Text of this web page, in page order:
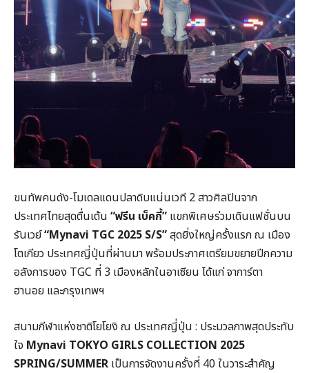
ขนทัพคนดัง-โมเดลแดนปลาดิบแน่นเวที 2 สาวศิลปินจาก
ประเทศไทยสุดตื่นเต้น “ฟรีน เบ็คกี้” แขกพิเศษร่วมเดินแฟชั่นบน
รันเวย์“Mynavi TGC 2025 S/S”สุดยิ่งใหญ่ครั้งแรก ณ เมือง
โตเกียว ประเทศญี่ปุ่นที่ผ่านมา พร้อมประกาศเตรียมขยายปีกความ
อลังการของ TGC ที่ 3 เมืองหลักในอาเซียน ได้แก่ จาการ์ตา
ฮานอย และกรุงเทพฯ
สนามกีฬาแห่งชาติโยโยงิ ณ ประเทศญี่ปุ่น : ประมวลภาพสุดประทับ
ใจ Mynavi TOKYO GIRLS COLLECTION 2025
SPRING/SUMMER เป็นการจัดงานครั้งที่ 40 ในวาระสำคัญ